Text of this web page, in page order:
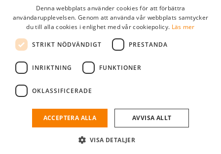
Lösenord
kom ihåg mig
logga in
Kostnadsfri företagsprofil
och söka efter passande kandidater till ditt företag.
Denna webbplats använder cookies för att förbättra
användarupplevelsen. Genom att använda vår webbplats samtycker
du till alla cookies i enlighet med vår cookiepolicy. Läs mer
STRIKT NÖDVÄNDIGT PRESTANDA
INRIKTNING FUNKTIONER
OKLASSIFICERADE
ACCEPTERA ALLA AVVISA ALLT
VISA DETALJER